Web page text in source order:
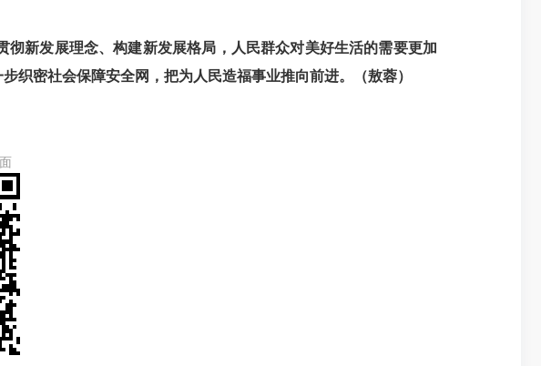
新发展理念、构建新发展格局，人民群众对美好生活的需要更加
织密社会保障安全网，把为人民造福事业推向前进。
（敖蓉）